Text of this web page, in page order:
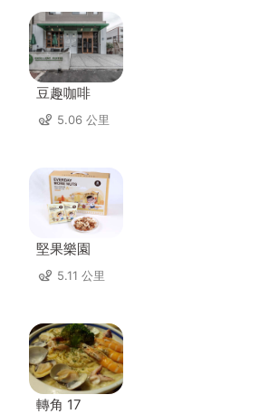
豆趣咖啡
5.06 公里
堅果樂園
5.11 公里
轉角 17